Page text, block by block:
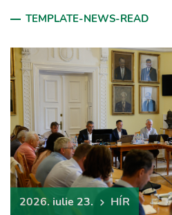
TEMPLATE-NEWS-READ
2026. iulie 23. HÍR